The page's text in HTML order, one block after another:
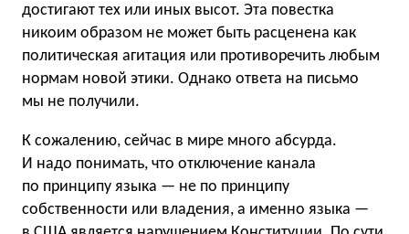
достигают тех или иных высот. Эта повестка
никоим образом не может быть расценена как
политическая агитация или противоречить любым
нормам новой этики. Однако ответа на письмо
мы не получили.
К сожалению, сейчас в мире много абсурда.
И надо понимать, что отключение канала
по принципу языка — не по принципу
собственности или владения, а именно языка —